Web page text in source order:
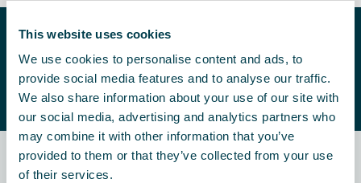
This website uses cookies
We use cookies to personalise content and ads, to
provide social media features and to analyse our traffic.
We also share information about your use of our site with
our social media, advertising and analytics partners who
may combine it with other information that you’ve
provided to them or that they’ve collected from your use
of their services.
Tarvitsetko apua sisäilman
laadun parantamisessa?
Autamme sinua mielellämme
löytämään sopivan ratkaisun.
OTA YHTEYTTÄ
Aiheeseen liittyviä uutisia ja